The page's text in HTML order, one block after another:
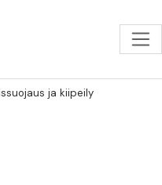
ja kiipeily